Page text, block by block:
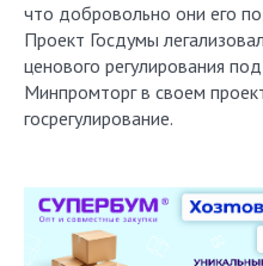
что добровольно они его
Проект Госдумы
ценового регулирования
Минпромторг в своем
госрегулирование.